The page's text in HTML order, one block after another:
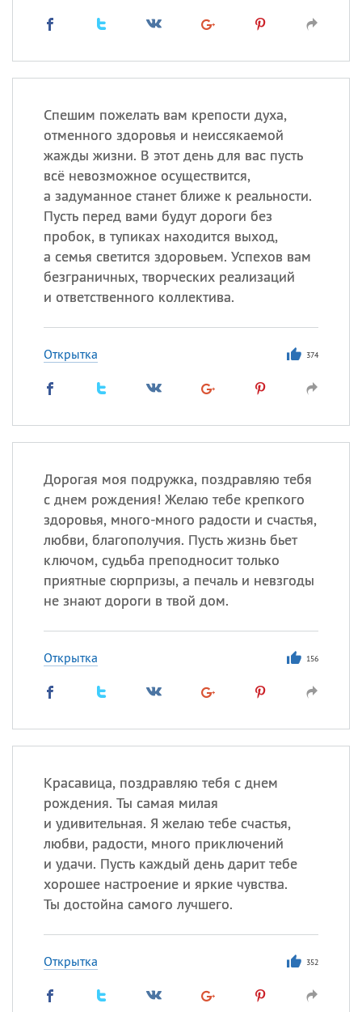
Спешим пожелать вам крепости духа,
отменного здоровья и неиссякаемой
жажды жизни. В этот день для вас пусть
всё невозможное осуществится,
а задуманное станет ближе к реальности.
Пусть перед вами будут дороги без
пробок, в тупиках находится выход,
а семья светится здоровьем. Успехов вам
безграничных, творческих реализаций
и ответственного коллектива.
Открытка 374
Дорогая моя подружка, поздравляю тебя
с днем рождения! Желаю тебе крепкого
здоровья, много-много радости и счастья,
любви, благополучия. Пусть жизнь бьет
ключом, судьба преподносит только
приятные сюрпризы, а печаль и невзгоды
не знают дороги в твой дом.
Открытка 156
Красавица, поздравляю тебя с днем
рождения. Ты самая милая
и удивительная. Я желаю тебе счастья,
любви, радости, много приключений
и удачи. Пусть каждый день дарит тебе
хорошее настроение и яркие чувства.
Ты достойна самого лучшего.
Открытка 352
Кристина
Посмотреть значениеи